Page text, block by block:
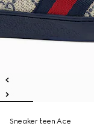
Sneaker teen Ace